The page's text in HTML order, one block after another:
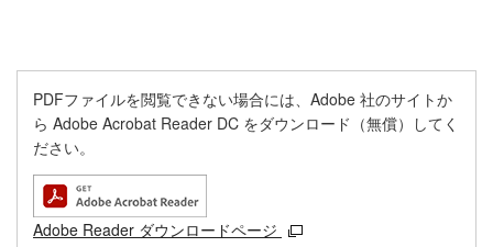
PDFファイルを閲覧できない場合には、Adobe 社のサイトか
ら Adobe Acrobat Reader DC をダウンロード（無償）してく
ださい。
Adobe Reader ダウンロードページ